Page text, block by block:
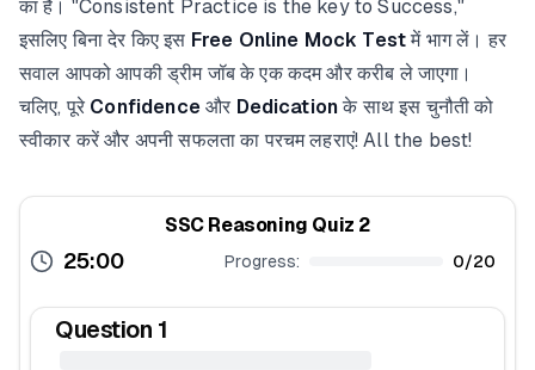
का है। "Consistent Practice is the key to Success,"
इसलिए बिना देर किए इस Free Online Mock Testमें भाग लें। हर
सवाल आपको आपकी ड्रीम जॉब के एक कदम और करीब ले जाएगा।
चलिए, पूरे Confidence और Dedicationके साथ इस चुनौती को
स्वीकार करें और अपनी सफलता का परचम लहराएं! All the best!
SSC Reasoning Quiz 2
25:00 Progress: 0/20
Question 1